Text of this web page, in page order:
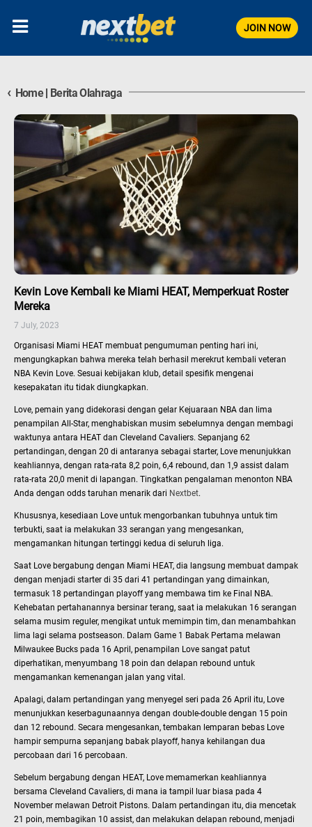
JOIN NOW
‹ Home | Berita Olahraga
Kevin Love Kembali ke Miami HEAT, Memperkuat Roster
Mereka
7 July, 2023
Organisasi Miami HEAT membuat pengumuman penting hari ini,
mengungkapkan bahwa mereka telah berhasil merekrut kembali veteran
NBA Kevin Love. Sesuai kebijakan klub, detail spesifik mengenai
kesepakatan itu tidak diungkapkan.
Love, pemain yang didekorasi dengan gelar Kejuaraan NBA dan lima
penampilan All-Star, menghabiskan musim sebelumnya dengan membagi
waktunya antara HEAT dan Cleveland Cavaliers. Sepanjang 62
pertandingan, dengan 20 di antaranya sebagai starter, Love menunjukkan
keahliannya, dengan rata-rata 8,2 poin, 6,4 rebound, dan 1,9 assist dalam
rata-rata 20,0 menit di lapangan. Tingkatkan pengalaman menonton NBA
Anda dengan odds taruhan menarik dari Nextbet.
Khususnya, kesediaan Love untuk mengorbankan tubuhnya untuk tim
terbukti, saat ia melakukan 33 serangan yang mengesankan,
mengamankan hitungan tertinggi kedua di seluruh liga.
Saat Love bergabung dengan Miami HEAT, dia langsung membuat dampak
dengan menjadi starter di 35 dari 41 pertandingan yang dimainkan,
termasuk 18 pertandingan playoff yang membawa tim ke Final NBA.
Kehebatan pertahanannya bersinar terang, saat ia melakukan 16 serangan
selama musim reguler, mengikat untuk memimpin tim, dan menambahkan
lima lagi selama postseason. Dalam Game 1 Babak Pertama melawan
Milwaukee Bucks pada 16 April, penampilan Love sangat patut
diperhatikan, menyumbang 18 poin dan delapan rebound untuk
mengamankan kemenangan jalan yang vital.
Apalagi, dalam pertandingan yang menyegel seri pada 26 April itu, Love
menunjukkan keserbagunaannya dengan double-double dengan 15 poin
dan 12 rebound. Secara mengesankan, tembakan lemparan bebas Love
hampir sempurna sepanjang babak playoff, hanya kehilangan dua
percobaan dari 16 percobaan.
Sebelum bergabung dengan HEAT, Love memamerkan keahliannya
bersama Cleveland Cavaliers, di mana ia tampil luar biasa pada 4
November melawan Detroit Pistons. Dalam pertandingan itu, dia mencetak
21 poin, membagikan 10 assist, dan melakukan delapan rebound, menjadi